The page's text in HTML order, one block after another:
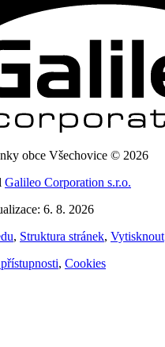
obce Všechovice © 2026
Galileo Corporation s.r.o.
6. 8. 2026
, Struktura stránek, Vytisknout
, Cookies